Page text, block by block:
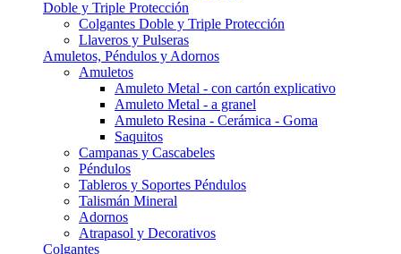
Doble y Triple Protección
Colgantes Doble y Triple Protección
Llaveros y Pulseras
Amuletos, Péndulos y Adornos
Amuletos
Amuleto Metal - con cartón explicativo
Amuleto Metal - a granel
Amuleto Resina - Cerámica - Goma
Saquitos
Campanas y Cascabeles
Péndulos
Tableros y Soportes Péndulos
Talismán Mineral
Adornos
Atrapasol y Decorativos
Colgantes